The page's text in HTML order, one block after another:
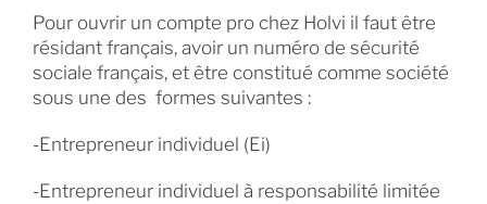
Pour ouvrir un compte pro chez Holvi il faut être
résidant français, avoir un numéro de sécurité
sociale français, et être constitué comme société
sous une des formes suivantes :
-Entrepreneur individuel (Ei)
-Entrepreneur individuel à responsabilité limitée